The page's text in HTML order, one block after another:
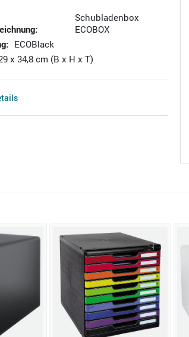
Schubladenbox
ECOBOX
ECOBlack
x 34,8 cm (B x H x T)